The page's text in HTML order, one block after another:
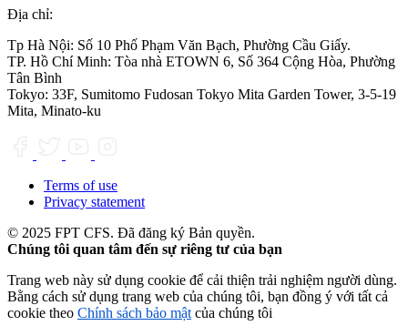
Địa chỉ:
Tp Hà Nội: Số 10 Phố Phạm Văn Bạch, Phường Cầu Giấy.
TP. Hồ Chí Minh: Tòa nhà ETOWN 6, Số 364 Cộng Hòa, Phường
Tân Bình
Tokyo: 33F, Sumitomo Fudosan Tokyo Mita Garden Tower, 3-5-19
Mita, Minato-ku
Terms of use
Privacy statement
© 2025 FPT CFS. Đã đăng ký Bản quyền.
Chúng tôi quan tâm đến sự riêng tư của bạn
Trang web này sử dụng cookie để cải thiện trải nghiệm người dùng.
Bằng cách sử dụng trang web của chúng tôi, bạn đồng ý với tất cả
cookie theo Chính sách bảo mật của chúng tôi